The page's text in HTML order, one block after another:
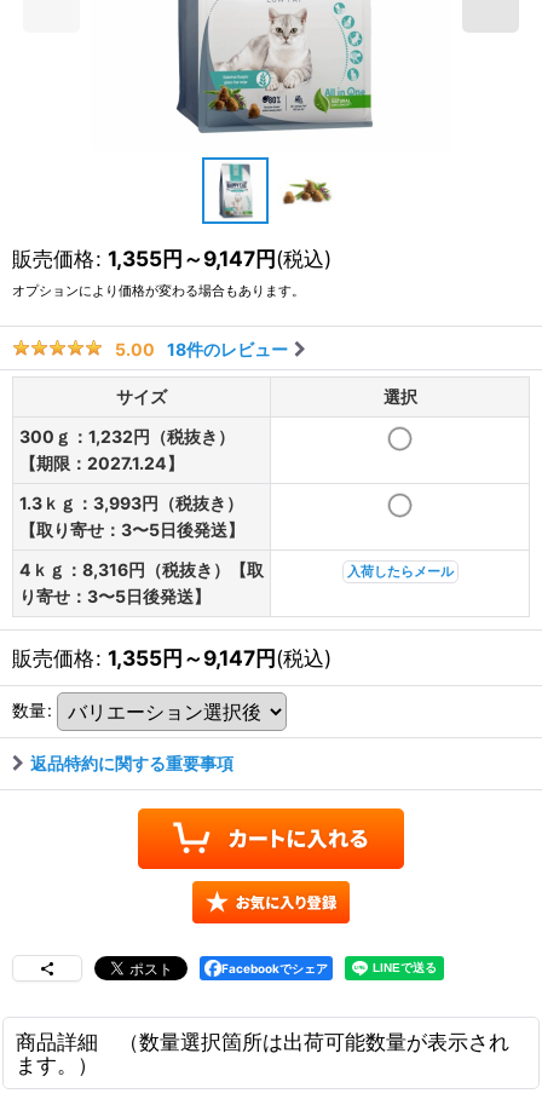
販売価格: 1,355円～9,147円(税込)
オプションにより価格が変わる場合もあります。
5.00 18件のレビュー
サイズ
選択
300ｇ：1,232円（税抜き）
【期限：2027.1.24】
1.3ｋｇ：3,993円（税抜き）
【取り寄せ：3〜5日後発送】
4ｋｇ：8,316円（税抜き）【取
り寄せ：3〜5日後発送】
入荷したらメール
販売価格: 1,355円～9,147円(税込)
数量:
返品特約に関する重要事項
Facebookでシェア
商品詳細 （数量選択箇所は出荷可能数量が表示され
ます。）